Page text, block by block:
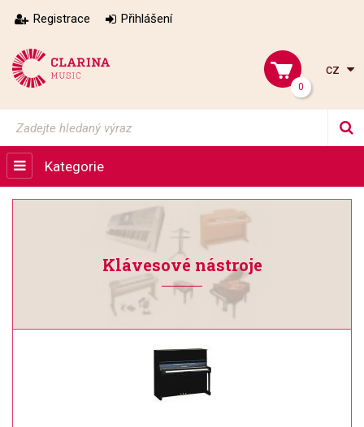
Registrace Přihlášení
0
cz
Kategorie
Klávesové nástroje